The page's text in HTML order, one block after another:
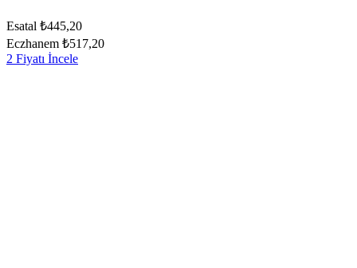
Esatal ₺445,20
Eczhanem ₺517,20
2 Fiyatı İncele